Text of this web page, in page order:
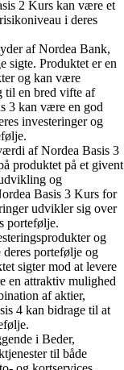
2 Kurs kan være et
i deres
af Nordea Bank,
sigte. Produktet er en
og kan være
til en bred vifte af
3 kan være en god
investeringer og
af Nordea Basis 3
produktet på et givent
og
Basis 3 Kurs for
udvikler sig over
portefølje.
og
portefølje og
sigter mod at levere
en attraktiv mulighed
af aktier,
4 kan bidrage til at
i Beder,
til både